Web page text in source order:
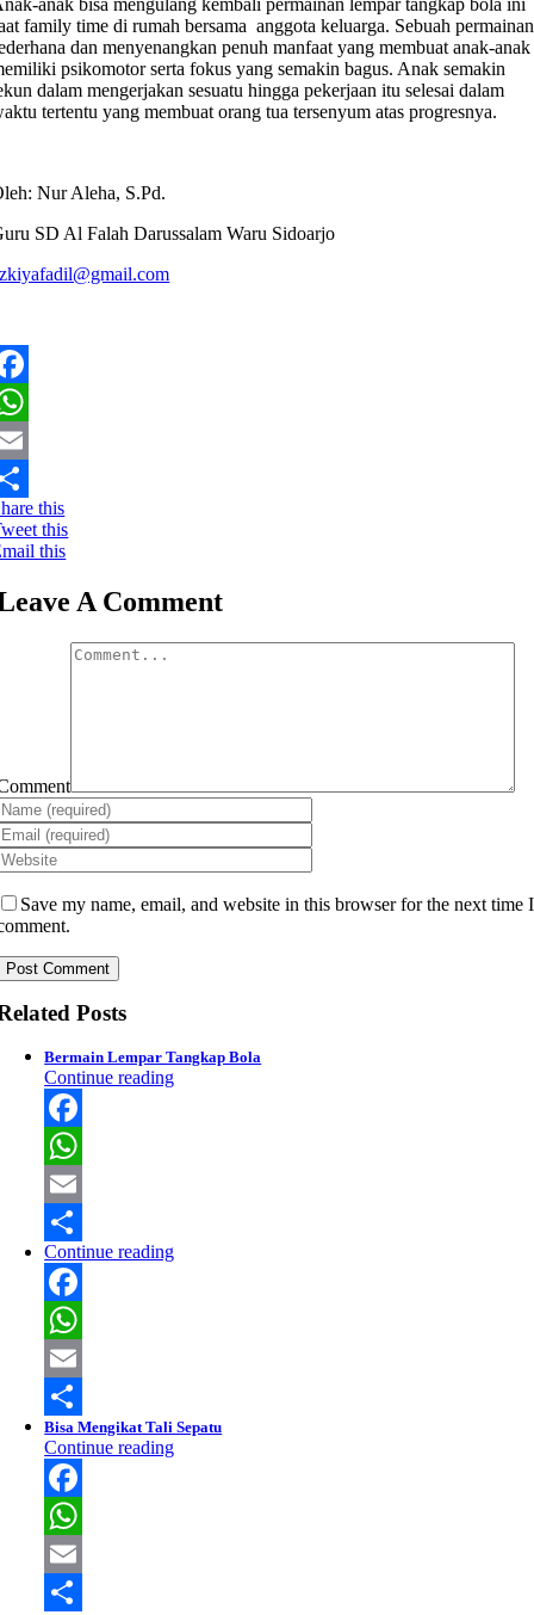
anak bisa mengulang kembali permainan lempar tangkap bola ini
family time di rumah bersama anggota keluarga. Sebuah permainan
dan menyenangkan penuh manfaat yang membuat anak-anak
psikomotor serta fokus yang semakin bagus. Anak semakin
dalam mengerjakan sesuatu hingga pekerjaan itu selesai dalam
tertentu yang membuat orang tua tersenyum atas progresnya.
Nur Aleha, S.Pd.
SD Al Falah Darussalam Waru Sidoarjo
this
this
this
A Comment
Save my name, email, and website in this browser for the next time I
Posts
Bermain Lempar Tangkap Bola
Continue reading
Facebook
WhatsApp
Email
Share
Continue reading
Facebook
WhatsApp
Email
Share
Bisa Mengikat Tali Sepatu
Continue reading
Facebook
WhatsApp
Email